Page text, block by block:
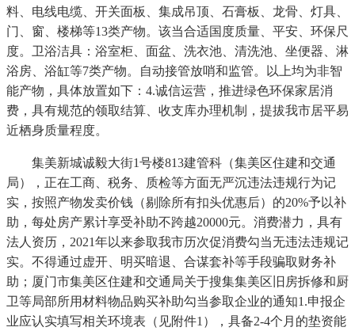
料、电线电缆、开关面板、集成吊顶、石膏板、龙骨、灯具、
门、窗、楼梯等13类产物。该当合适国度质量、平安、环保尺
度。卫浴洁具：浴室柜、面盆、洗衣池、清洗池、坐便器、淋
浴房、浴缸等7类产物。自动接管放哨和监管。以上均为非智
能产物，具体放置如下：4.诚信运营，推进绿色环保家居消
费，具有规范的领取结算、收支库办理机制，提拔我市居平易
近栖身质量程度。
集美新城诚毅大街1号楼813建管科（集美区住建和交通
局），正在工商、税务、质检等方面无严沉违法违规行为记
实，按照产物发卖价钱（剔除所有扣头优惠后）的20%予以补
助，每处房产累计享受补助不跨越20000元。消费潜力，具有
法人资历，2021年以来参取我市历次促消费勾当无违法违规记
实。不得通过虚开、明买暗退、合谋套补等手段骗取财务补
助；厦门市集美区住建和交通局关于搜集集美区旧房拆修和厨
卫等局部所用材料物品购买补助勾当参取企业的通知1.申报企
业应认实填写相关环境表（见附件1），具备2-4个月的垫资能